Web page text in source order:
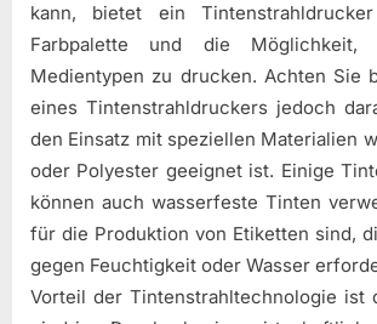
kann, bietet ein
Farbpalette und die Möglichkeit,
Medientypen zu drucken. Achten Sie
eines Tintenstrahldruckers jedoch
den Einsatz mit speziellen Materialien
oder Polyester geeignet ist. Einige
können auch wasserfeste Tinten
für die Produktion von Etiketten sind,
gegen Feuchtigkeit oder Wasser
Vorteil der Tintenstrahltechnologie ist